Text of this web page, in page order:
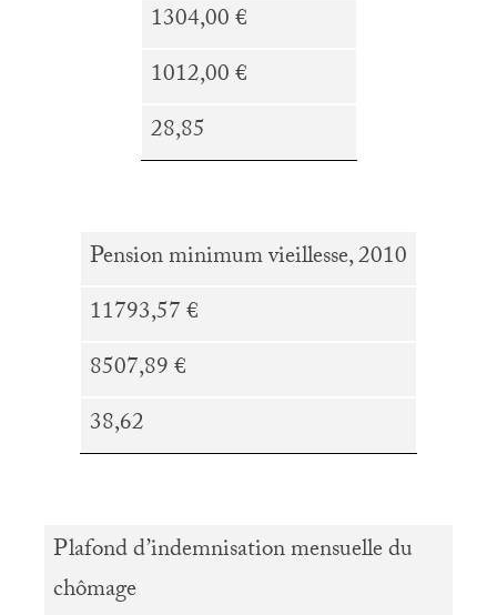
1304,00 €
1012,00 €
28,85
Pension minimum vieillesse, 2010
11793,57 €
8507,89 €
38,62
Plafond d’indemnisation mensuelle du
chômage